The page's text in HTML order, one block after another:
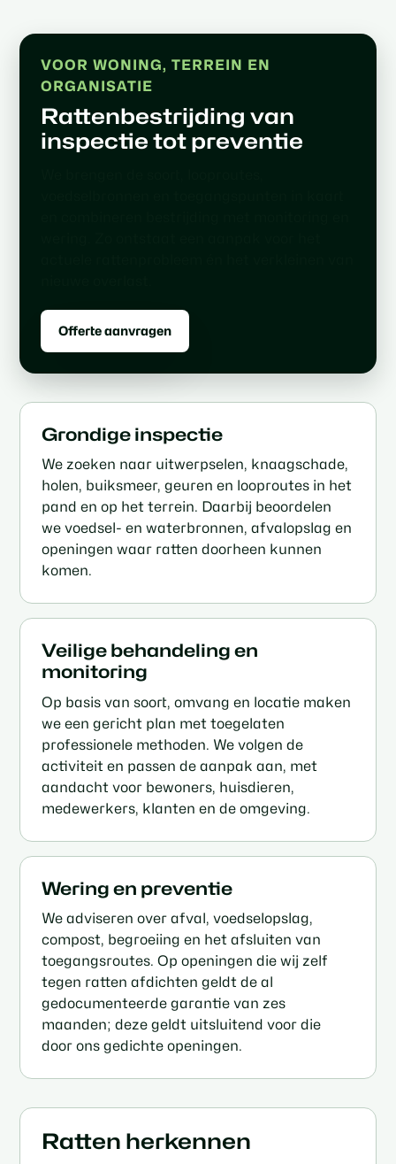
VOOR WONING, TERREIN EN
ORGANISATIE
Rattenbestrijding van
inspectie tot preventie
Offerte aanvragen
Grondige inspectie
We zoeken naar uitwerpselen, knaagschade,
holen, buiksmeer, geuren en looproutes in het
pand en op het terrein. Daarbij beoordelen
we voedsel- en waterbronnen, afvalopslag en
openingen waar ratten doorheen kunnen
komen.
Veilige behandeling en
monitoring
Op basis van soort, omvang en locatie maken
we een gericht plan met toegelaten
professionele methoden. We volgen de
activiteit en passen de aanpak aan, met
aandacht voor bewoners, huisdieren,
medewerkers, klanten en de omgeving.
Wering en preventie
We adviseren over afval, voedselopslag,
compost, begroeiing en het afsluiten van
toegangsroutes. Op openingen die wij zelf
tegen ratten afdichten geldt de al
gedocumenteerde garantie van zes
maanden; deze geldt uitsluitend voor die
door ons gedichte openingen.
Ratten herkennen